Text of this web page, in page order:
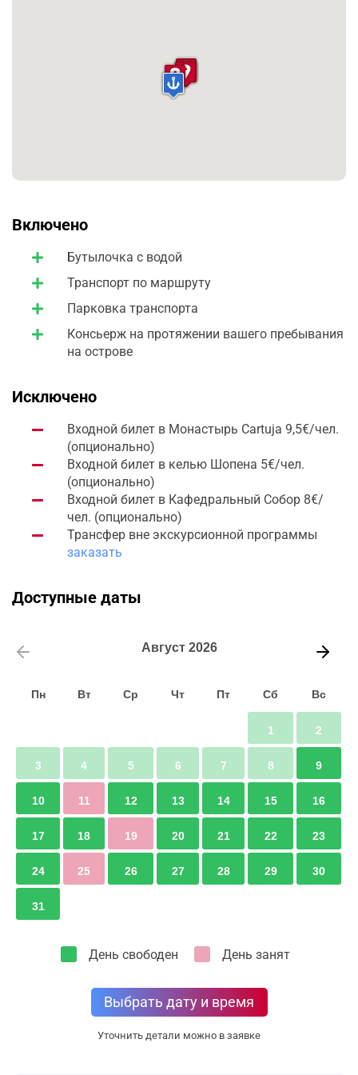
В воскресенье Кафедральный Собор в Пальме закрыт
Включено
Бутылочка с водой
Транспорт по маршруту
Парковка транспорта
Консьерж на протяжении вашего пребывания
на острове
Исключено
Входной билет в Монастырь Cartuja 9,5€/чел.
(опционально)
Входной билет в келью Шопена 5€/чел.
(опционально)
Входной билет в Кафедральный Собор 8€/
чел. (опционально)
Трансфер вне экскурсионной программы
заказать
Доступные даты
Август 2026
Пн Вт Ср Чт Пт Сб Вс
1 2
3 4 5 6 7 8 9
10 11 12 13 14 15 16
17 18 19 20 21 22 23
24 25 26 27 28 29 30
31
День свободен День занят
Выбрать дату и время
Уточнить детали можно в заявке